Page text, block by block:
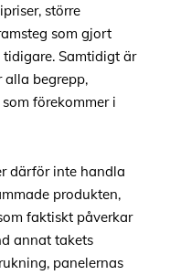
större
som gjort
Samtidigt är
begrepp,
förekommer i
därför inte handla
produkten,
faktiskt påverkar
annat takets
panelernas